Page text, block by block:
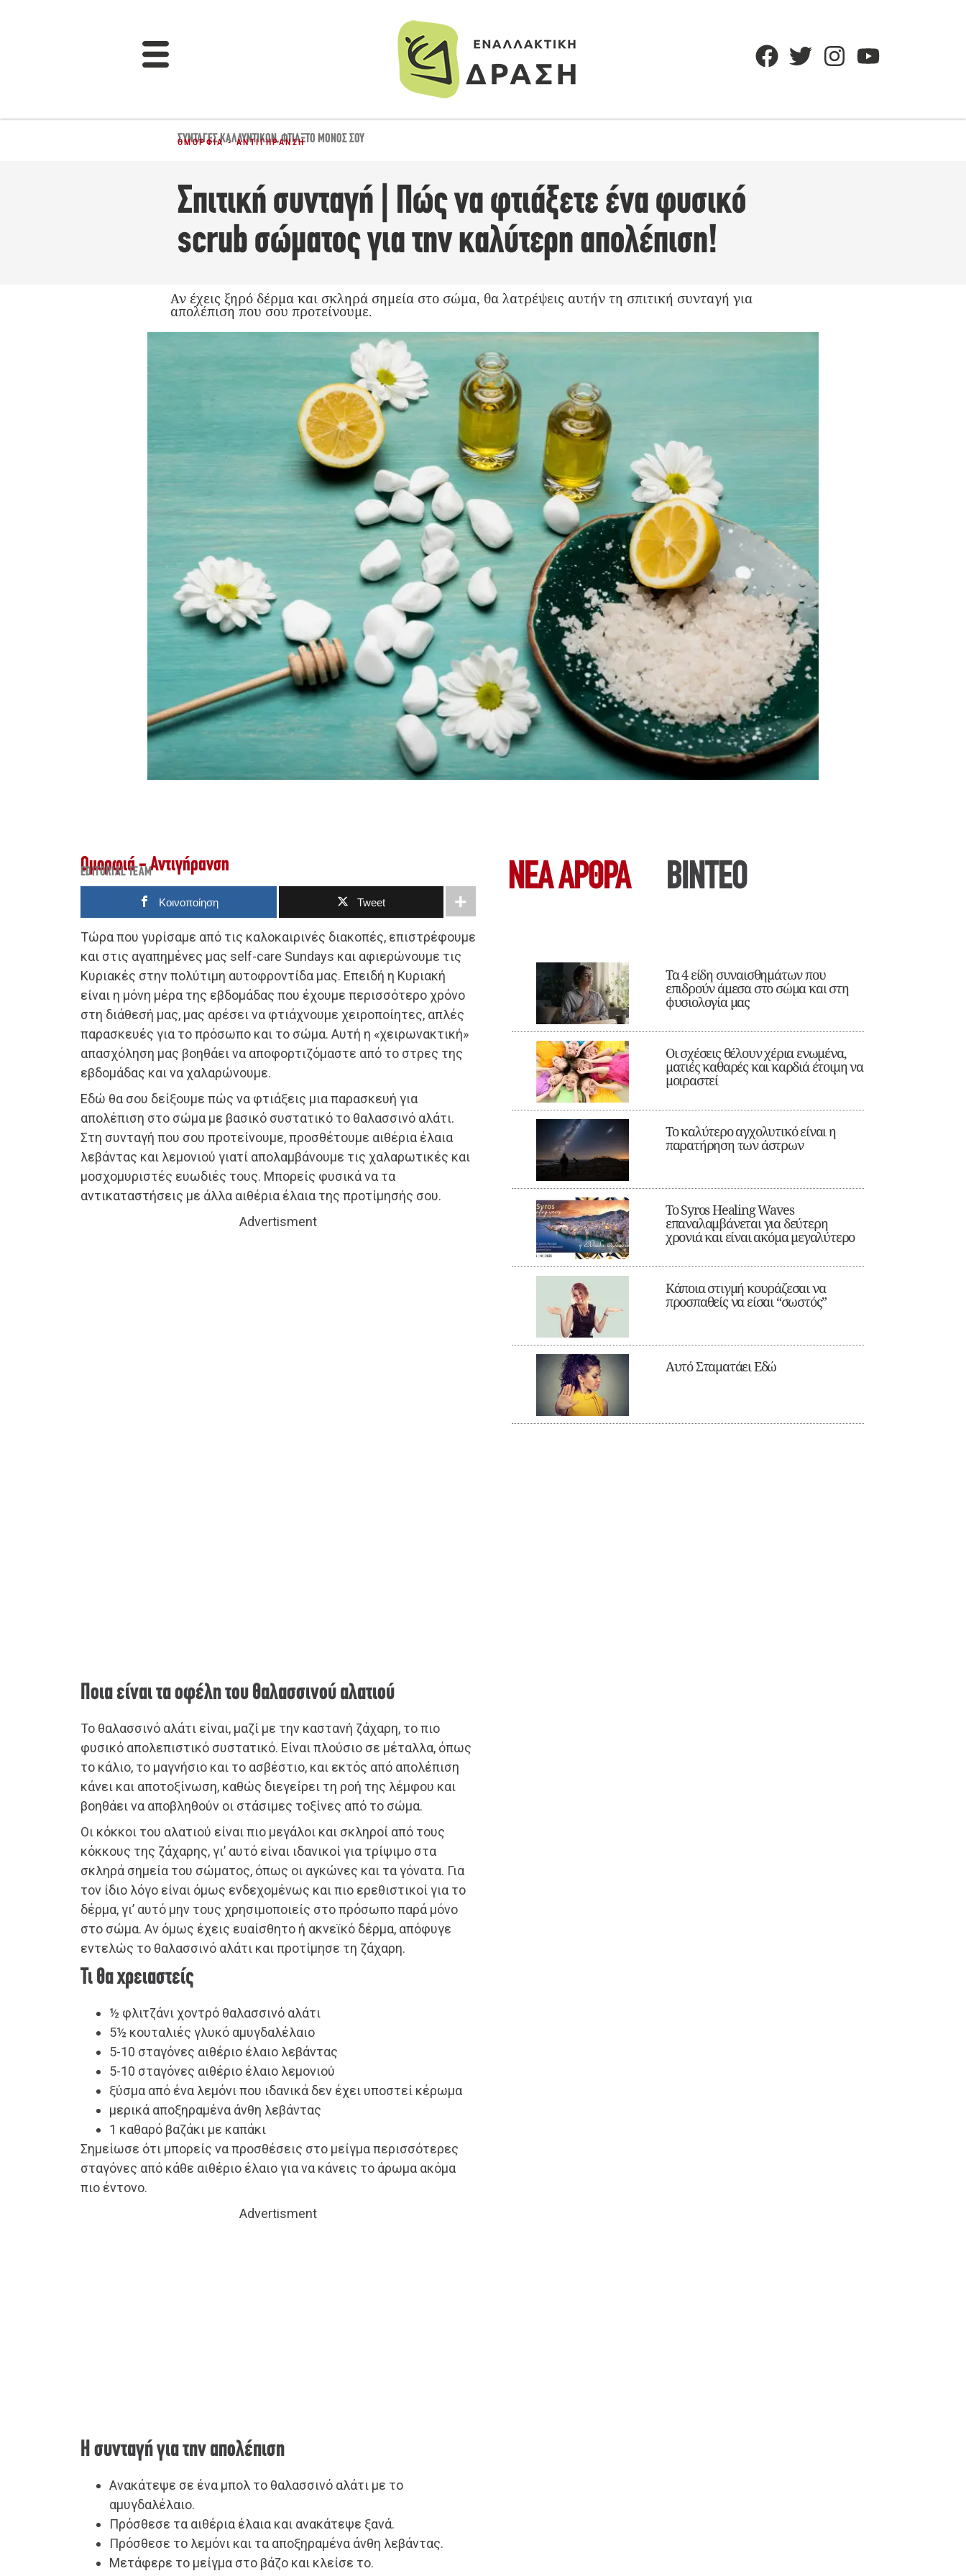
ΣΥΝΤΑΓΈΣ ΚΑΛΛΥΝΤΙΚΏΝ,ΦΤΙΆΞΤΟ ΜΌΝΟΣ ΣΟΥ
ΟΜΟΡΦΙΆ - ΑΝΤΙΓΉΡΑΝΣΗ
Σπιτική συνταγή | Πώς να φτιάξετε ένα φυσικό
scrub σώματος για την καλύτερη απολέπιση!
Αν έχεις ξηρό δέρμα και σκληρά σημεία στο σώμα, θα λατρέψεις αυτήν τη σπιτική συνταγή για
απολέπιση που σου προτείνουμε.
Ομορφιά - Αντιγήρανση
EDITORIAL TEAM
Κοινοποίηση Tweet
Τώρα που γυρίσαμε από τις καλοκαιρινές διακοπές, επιστρέφουμε
και στις αγαπημένες μας self-care Sundays και αφιερώνουμε τις
Κυριακές στην πολύτιμη αυτοφροντίδα μας. Επειδή η Κυριακή
είναι η μόνη μέρα της εβδομάδας που έχουμε περισσότερο χρόνο
στη διάθεσή μας, μας αρέσει να φτιάχνουμε χειροποίητες, απλές
παρασκευές για το πρόσωπο και το σώμα. Αυτή η «χειρωνακτική»
απασχόληση μας βοηθάει να αποφορτιζόμαστε από το στρες της
εβδομάδας και να χαλαρώνουμε.
Εδώ θα σου δείξουμε πώς να φτιάξεις μια παρασκευή για
απολέπιση στο σώμα με βασικό συστατικό το θαλασσινό αλάτι.
Στη συνταγή που σου προτείνουμε, προσθέτουμε αιθέρια έλαια
λεβάντας και λεμονιού γιατί απολαμβάνουμε τις χαλαρωτικές και
μοσχομυριστές ευωδιές τους. Μπορείς φυσικά να τα
αντικαταστήσεις με άλλα αιθέρια έλαια της προτίμησής σου.
Advertisment
Ποια είναι τα οφέλη του θαλασσινού αλατιού
Το θαλασσινό αλάτι είναι, μαζί με την καστανή ζάχαρη, το πιο
φυσικό απολεπιστικό συστατικό. Είναι πλούσιο σε μέταλλα, όπως
το κάλιο, το μαγνήσιο και το ασβέστιο, και εκτός από απολέπιση
κάνει και αποτοξίνωση, καθώς διεγείρει τη ροή της λέμφου και
βοηθάει να αποβληθούν οι στάσιμες τοξίνες από το σώμα.
Οι κόκκοι του αλατιού είναι πιο μεγάλοι και σκληροί από τους
κόκκους της ζάχαρης, γι’ αυτό είναι ιδανικοί για τρίψιμο στα
σκληρά σημεία του σώματος, όπως οι αγκώνες και τα γόνατα. Για
τον ίδιο λόγο είναι όμως ενδεχομένως και πιο ερεθιστικοί για το
δέρμα, γι’ αυτό μην τους χρησιμοποιείς στο πρόσωπο παρά μόνο
στο σώμα. Αν όμως έχεις ευαίσθητο ή ακνεϊκό δέρμα, απόφυγε
εντελώς το θαλασσινό αλάτι και προτίμησε τη ζάχαρη.
Τι θα χρειαστείς
½ φλιτζάνι χοντρό θαλασσινό αλάτι
5½ κουταλιές γλυκό αμυγδαλέλαιο
5-10 σταγόνες αιθέριο έλαιο λεβάντας
5-10 σταγόνες αιθέριο έλαιο λεμονιού
ξύσμα από ένα λεμόνι που ιδανικά δεν έχει υποστεί κέρωμα
μερικά αποξηραμένα άνθη λεβάντας
1 καθαρό βαζάκι με καπάκι
Σημείωσε ότι μπορείς να προσθέσεις στο μείγμα περισσότερες
σταγόνες από κάθε αιθέριο έλαιο για να κάνεις το άρωμα ακόμα
πιο έντονο.
Advertisment
Η συνταγή για την απολέπιση
Ανακάτεψε σε ένα μπολ το θαλασσινό αλάτι με το
αμυγδαλέλαιο.
Πρόσθεσε τα αιθέρια έλαια και ανακάτεψε ξανά.
Πρόσθεσε το λεμόνι και τα αποξηραμένα άνθη λεβάντας.
Μετάφερε το μείγμα στο βάζο και κλείσε το.
ΝΕΑ ΆΡΘΡΑ ΒΙΝΤΕΟ
Τα 4 είδη συναισθημάτων που
επιδρούν άμεσα στο σώμα και στη
φυσιολογία μας
Οι σχέσεις θέλουν χέρια ενωμένα,
ματιές καθαρές και καρδιά έτοιμη να
μοιραστεί
Το καλύτερο αγχολυτικό είναι η
παρατήρηση των άστρων
Το Syros Healing Waves
επαναλαμβάνεται για δεύτερη
χρονιά και είναι ακόμα μεγαλύτερο
Κάποια στιγμή κουράζεσαι να
προσπαθείς να είσαι “σωστός”
Αυτό Σταματάει Εδώ